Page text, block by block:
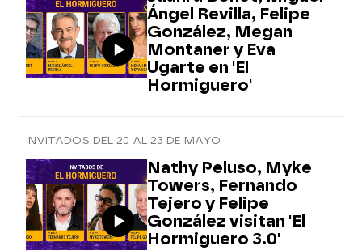
Ángel Revilla, Felipe
González, Megan
Montaner y Eva
Ugarte en 'El
Hormiguero'
INVITADOS DEL 20 AL 23 DE MAYO
Nathy Peluso, Myke
Towers, Fernando
Tejero y Felipe
González visitan 'El
Hormiguero 3.0'